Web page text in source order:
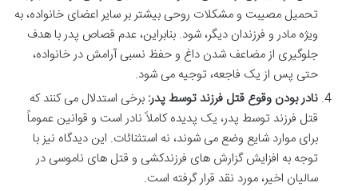
تحمیل مصیبت و مشکلات روحی بیشتر بر سایر اعضای خانواده، به
ویژه مادر و فرزندان دیگر، شود. بنابراین، عدم قصاص پدر با هدف
جلوگیری از مضاعف شدن داغ و حفظ نسبی آرامش در خانواده،
حتی پس از یک فاجعه، توجیه می شود.
نادر بودن وقوع قتل فرزند توسط پدر: برخی استدلال می کنند که
قتل فرزند توسط پدر، یک پدیده کاملاً نادر است و قوانین عموماً
برای موارد شایع وضع می شوند، نه استثنائات. این دیدگاه نیز با
توجه به افزایش گزارش های فرزندکشی و قتل های ناموسی در
سالیان اخیر، مورد نقد قرار گرفته است.